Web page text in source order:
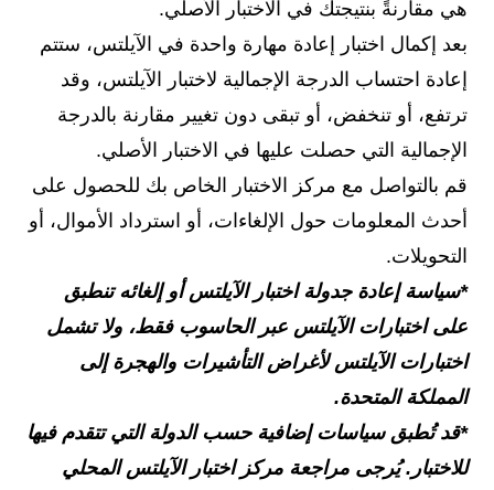
هي مقارنةً بنتيجتك في الاختبار الأصلي.
بعد إكمال اختبار إعادة مهارة واحدة في الآيلتس، ستتم
إعادة احتساب الدرجة الإجمالية لاختبار الآيلتس، وقد
ترتفع، أو تنخفض، أو تبقى دون تغيير مقارنة بالدرجة
الإجمالية التي حصلت عليها في الاختبار الأصلي.
قم بالتواصل مع مركز الاختبار الخاص بك للحصول على
أحدث المعلومات حول الإلغاءات، أو استرداد الأموال، أو
التحويلات.
*سياسة إعادة جدولة اختبار الآيلتس أو إلغائه تنطبق
على اختبارات الآيلتس عبر الحاسوب فقط، ولا تشمل
اختبارات الآيلتس لأغراض التأشيرات والهجرة إلى
المملكة المتحدة.
*قد تُطبق سياسات إضافية حسب الدولة التي تتقدم فيها
للاختبار. يُرجى مراجعة مركز اختبار الآيلتس المحلي